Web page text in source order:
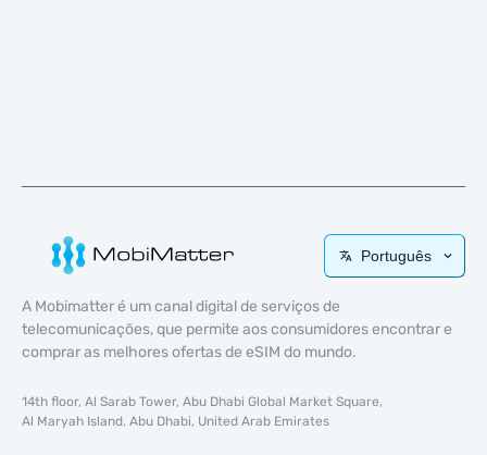
Português
A Mobimatter é um canal digital de serviços de
telecomunicações, que permite aos consumidores encontrar e
comprar as melhores ofertas de eSIM do mundo.
14th floor, Al Sarab Tower, Abu Dhabi Global Market Square,
Al Maryah Island, Abu Dhabi, United Arab Emirates